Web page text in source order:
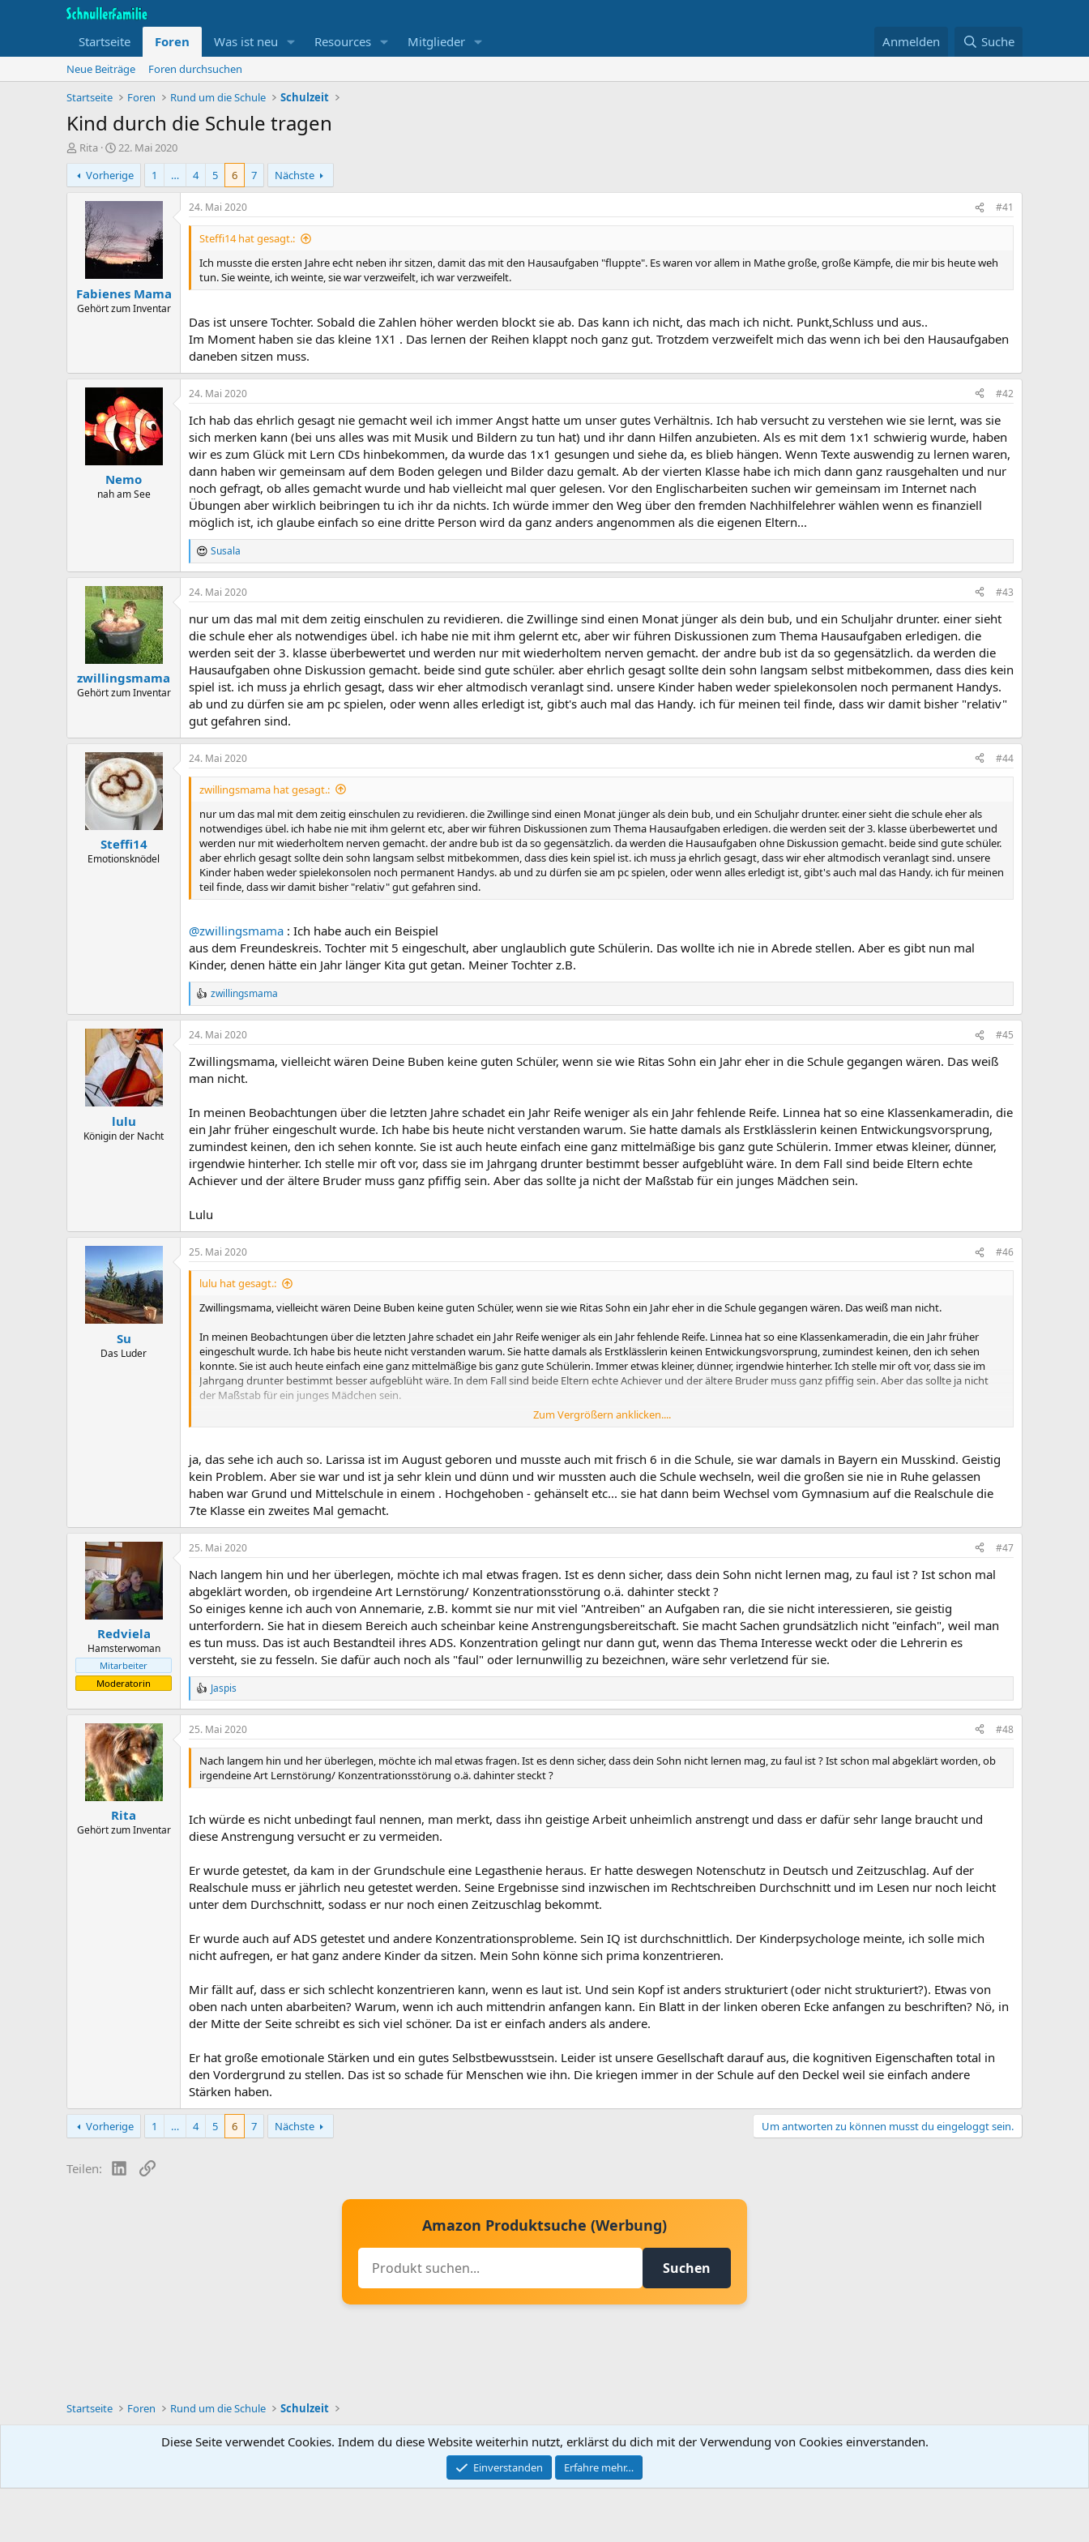
Startseite Foren Was ist neu Resources Mitglieder Anmelden Suche
Neue Beiträge
Foren durchsuchen
Startseite
Foren Rund um die Schule Schulzeit
Kind durch die Schule tragen
T
h
e
m
t
e
Rita
B
e
g
i
n
d
a
t
u
m
22. Mai 2020
Vorherige
1 … 4 5 6 7 Nächste
Fabienes Mama
Gehört zum Inventar
24. Mai 2020 #41
Steffi14 hat gesagt.:
Ich musste die ersten Jahre echt neben ihr sitzen, damit das mit den Hausaufgaben "fluppte". Es waren vor allem in Mathe große, große Kämpfe, die mir bis heute weh
tun. Sie weinte, ich weinte, sie war verzweifelt, ich war verzweifelt.
Das ist unsere Tochter. Sobald die Zahlen höher werden blockt sie ab. Das kann ich nicht, das mach ich nicht. Punkt,Schluss und aus..
Im Moment haben sie das kleine 1X1 . Das lernen der Reihen klappt noch ganz gut. Trotzdem verzweifelt mich das wenn ich bei den Hausaufgaben
daneben sitzen muss.
Nemo
nah am See
24. Mai 2020 #42
Ich hab das ehrlich gesagt nie gemacht weil ich immer Angst hatte um unser gutes Verhältnis. Ich hab versucht zu verstehen wie sie lernt, was sie
sich merken kann (bei uns alles was mit Musik und Bildern zu tun hat) und ihr dann Hilfen anzubieten. Als es mit dem 1x1 schwierig wurde, haben
wir es zum Glück mit Lern CDs hinbekommen, da wurde das 1x1 gesungen und siehe da, es blieb hängen. Wenn Texte auswendig zu lernen waren,
dann haben wir gemeinsam auf dem Boden gelegen und Bilder dazu gemalt. Ab der vierten Klasse habe ich mich dann ganz rausgehalten und nur
noch gefragt, ob alles gemacht wurde und hab vielleicht mal quer gelesen. Vor den Englischarbeiten suchen wir gemeinsam im Internet nach
Übungen aber wirklich beibringen tu ich ihr da nichts. Ich würde immer den Weg über den fremden Nachhilfelehrer wählen wenn es finanziell
möglich ist, ich glaube einfach so eine dritte Person wird da ganz anders angenommen als die eigenen Eltern...
R
e
a
c
i
o
s
:
Susala
zwillingsmama
Gehört zum Inventar
24. Mai 2020 #43
nur um das mal mit dem zeitig einschulen zu revidieren. die Zwillinge sind einen Monat jünger als dein bub, und ein Schuljahr drunter. einer sieht
die schule eher als notwendiges übel. ich habe nie mit ihm gelernt etc, aber wir führen Diskussionen zum Thema Hausaufgaben erledigen. die
werden seit der 3. klasse überbewertet und werden nur mit wiederholtem nerven gemacht. der andre bub ist da so gegensätzlich. da werden die
Hausaufgaben ohne Diskussion gemacht. beide sind gute schüler. aber ehrlich gesagt sollte dein sohn langsam selbst mitbekommen, dass dies kein
spiel ist. ich muss ja ehrlich gesagt, dass wir eher altmodisch veranlagt sind. unsere Kinder haben weder spielekonsolen noch permanent Handys.
ab und zu dürfen sie am pc spielen, oder wenn alles erledigt ist, gibt's auch mal das Handy. ich für meinen teil finde, dass wir damit bisher "relativ"
gut gefahren sind.
Steffi14
Emotionsknödel
24. Mai 2020 #44
zwillingsmama hat gesagt.:
nur um das mal mit dem zeitig einschulen zu revidieren. die Zwillinge sind einen Monat jünger als dein bub, und ein Schuljahr drunter. einer sieht die schule eher als
notwendiges übel. ich habe nie mit ihm gelernt etc, aber wir führen Diskussionen zum Thema Hausaufgaben erledigen. die werden seit der 3. klasse überbewertet und
werden nur mit wiederholtem nerven gemacht. der andre bub ist da so gegensätzlich. da werden die Hausaufgaben ohne Diskussion gemacht. beide sind gute schüler.
aber ehrlich gesagt sollte dein sohn langsam selbst mitbekommen, dass dies kein spiel ist. ich muss ja ehrlich gesagt, dass wir eher altmodisch veranlagt sind. unsere
Kinder haben weder spielekonsolen noch permanent Handys. ab und zu dürfen sie am pc spielen, oder wenn alles erledigt ist, gibt's auch mal das Handy. ich für meinen
teil finde, dass wir damit bisher "relativ" gut gefahren sind.
@zwillingsmama : Ich habe auch ein Beispiel
aus dem Freundeskreis. Tochter mit 5 eingeschult, aber unglaublich gute Schülerin. Das wollte ich nie in Abrede stellen. Aber es gibt nun mal
Kinder, denen hätte ein Jahr länger Kita gut getan. Meiner Tochter z.B.
R
e
a
c
i
o
:
zwillingsmama
lulu
Königin der Nacht
24. Mai 2020 #45
Zwillingsmama, vielleicht wären Deine Buben keine guten Schüler, wenn sie wie Ritas Sohn ein Jahr eher in die Schule gegangen wären. Das weiß
man nicht.
In meinen Beobachtungen über die letzten Jahre schadet ein Jahr Reife weniger als ein Jahr fehlende Reife. Linnea hat so eine Klassenkameradin, die
ein Jahr früher eingeschult wurde. Ich habe bis heute nicht verstanden warum. Sie hatte damals als Erstklässlerin keinen Entwickungsvorsprung,
zumindest keinen, den ich sehen konnte. Sie ist auch heute einfach eine ganz mittelmäßige bis ganz gute Schülerin. Immer etwas kleiner, dünner,
irgendwie hinterher. Ich stelle mir oft vor, dass sie im Jahrgang drunter bestimmt besser aufgeblüht wäre. In dem Fall sind beide Eltern echte
Achiever und der ältere Bruder muss ganz pfiffig sein. Aber das sollte ja nicht der Maßstab für ein junges Mädchen sein.
Lulu
Su
Das Luder
25. Mai 2020 #46
lulu hat gesagt.:
Zwillingsmama, vielleicht wären Deine Buben keine guten Schüler, wenn sie wie Ritas Sohn ein Jahr eher in die Schule gegangen wären. Das weiß man nicht.
In meinen Beobachtungen über die letzten Jahre schadet ein Jahr Reife weniger als ein Jahr fehlende Reife. Linnea hat so eine Klassenkameradin, die ein Jahr früher
eingeschult wurde. Ich habe bis heute nicht verstanden warum. Sie hatte damals als Erstklässlerin keinen Entwickungsvorsprung, zumindest keinen, den ich sehen
konnte. Sie ist auch heute einfach eine ganz mittelmäßige bis ganz gute Schülerin. Immer etwas kleiner, dünner, irgendwie hinterher. Ich stelle mir oft vor, dass sie im
Jahrgang drunter bestimmt besser aufgeblüht wäre. In dem Fall sind beide Eltern echte Achiever und der ältere Bruder muss ganz pfiffig sein. Aber das sollte ja nicht
der Maßstab für ein junges Mädchen sein.
Lulu
Zum Vergrößern anklicken....
ja, das sehe ich auch so. Larissa ist im August geboren und musste auch mit frisch 6 in die Schule, sie war damals in Bayern ein Musskind. Geistig
kein Problem. Aber sie war und ist ja sehr klein und dünn und wir mussten auch die Schule wechseln, weil die großen sie nie in Ruhe gelassen
haben war Grund und Mittelschule in einem . Hochgehoben - gehänselt etc... sie hat dann beim Wechsel vom Gymnasium auf die Realschule die
7te Klasse ein zweites Mal gemacht.
Redviela
Hamsterwoman
Mitarbeiter
Moderatorin
25. Mai 2020 #47
Nach langem hin und her überlegen, möchte ich mal etwas fragen. Ist es denn sicher, dass dein Sohn nicht lernen mag, zu faul ist ? Ist schon mal
abgeklärt worden, ob irgendeine Art Lernstörung/ Konzentrationsstörung o.ä. dahinter steckt ?
So einiges kenne ich auch von Annemarie, z.B. kommt sie nur mit viel "Antreiben" an Aufgaben ran, die sie nicht interessieren, sie geistig
unterfordern. Sie hat in diesem Bereich auch scheinbar keine Anstrengungsbereitschaft. Sie macht Sachen grundsätzlich nicht "einfach", weil man
es tun muss. Das ist auch Bestandteil ihres ADS. Konzentration gelingt nur dann gut, wenn das Thema Interesse weckt oder die Lehrerin es
versteht, sie zu fesseln. Sie dafür auch noch als "faul" oder lernunwillig zu bezeichnen, wäre sehr verletzend für sie.
R
e
a
c
t
Jaspis
Rita
Gehört zum Inventar
25. Mai 2020 #48
Nach langem hin und her überlegen, möchte ich mal etwas fragen. Ist es denn sicher, dass dein Sohn nicht lernen mag, zu faul ist ? Ist schon mal abgeklärt worden, ob
irgendeine Art Lernstörung/ Konzentrationsstörung o.ä. dahinter steckt ?
Ich würde es nicht unbedingt faul nennen, man merkt, dass ihn geistige Arbeit unheimlich anstrengt und dass er dafür sehr lange braucht und
diese Anstrengung versucht er zu vermeiden.
Er wurde getestet, da kam in der Grundschule eine Legasthenie heraus. Er hatte deswegen Notenschutz in Deutsch und Zeitzuschlag. Auf der
Realschule muss er jährlich neu getestet werden. Seine Ergebnisse sind inzwischen im Rechtschreiben Durchschnitt und im Lesen nur noch leicht
unter dem Durchschnitt, sodass er nur noch einen Zeitzuschlag bekommt.
Er wurde auch auf ADS getestet und andere Konzentrationsprobleme. Sein IQ ist durchschnittlich. Der Kinderpsychologe meinte, ich solle mich
nicht aufregen, er hat ganz andere Kinder da sitzen. Mein Sohn könne sich prima konzentrieren.
Mir fällt auf, dass er sich schlecht konzentrieren kann, wenn es laut ist. Und sein Kopf ist anders strukturiert (oder nicht strukturiert?). Etwas von
oben nach unten abarbeiten? Warum, wenn ich auch mittendrin anfangen kann. Ein Blatt in der linken oberen Ecke anfangen zu beschriften? Nö, in
der Mitte der Seite schreibt es sich viel schöner. Da ist er einfach anders als andere.
Er hat große emotionale Stärken und ein gutes Selbstbewusstsein. Leider ist unsere Gesellschaft darauf aus, die kognitiven Eigenschaften total in
den Vordergrund zu stellen. Das ist so schade für Menschen wie ihn. Die kriegen immer in der Schule auf den Deckel weil sie einfach andere
Stärken haben.
Vorherige 1 … 4 5 6 7 Nächste Um antworten zu können musst du eingeloggt sein.
Teilen: LinkedIn
Link
Amazon Produktsuche (Werbung)
Suchen
Startseite Foren Rund um die Schule Schulzeit
Deutsch [Du] Kontakt aufnehmen Bedingungen und Regeln Datenschutz Hilfe
Community platform by XenForo © 2010-2024 XenForo Ltd.
Diese Seite verwendet Cookies. Indem du diese Website weiterhin nutzt, erklärst du dich mit der Verwendung von Cookies einverstanden.
Einverstanden Erfahre mehr…